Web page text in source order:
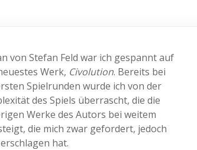
von Stefan Feld war ich gespannt auf
Werk, Civolution. Bereits bei
Spielrunden wurde ich von der
des Spiels überrascht, die die
Werke des Autors bei weitem
die mich zwar gefordert, jedoch
hat.